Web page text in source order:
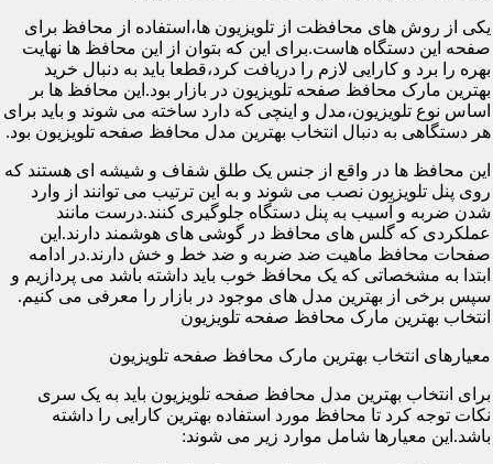
یکی از روش های محافظت از تلویزیون ها،استفاده از محافظ برای
صفحه این دستگاه هاست.برای این که بتوان از این محافظ ها نهایت
بهره را برد و کارایی لازم را دریافت کرد،قطعا باید به دنبال خرید
بهترین مارک محافظ صفحه تلویزیون در بازار بود.این محافظ ها بر
اساس نوع تلویزیون،مدل و اینچی که دارد ساخته می شوند و باید برای
هر دستگاهی به دنبال انتخاب بهترین مدل محافظ صفحه تلویزیون بود.
این محافظ ها در واقع از جنس یک طلق شفاف و شیشه ای هستند که
روی پنل تلویزیون نصب می شوند و به این ترتیب می توانند از وارد
شدن ضربه و آسیب به پنل دستگاه جلوگیری کنند.درست مانند
عملکردی که گلس های محافظ در گوشی های هوشمند دارند.این
صفحات محافظ ماهیت ضد ضربه و ضد خط و خش دارند.در ادامه
ابتدا به مشخصاتی که یک محافظ خوب باید داشته باشد می پردازیم و
سپس برخی از بهترین مدل های موجود در بازار را معرفی می کنیم.
انتخاب بهترین مارک محافظ صفحه تلویزیون
معیارهای انتخاب بهترین مارک محافظ صفحه تلویزیون
برای انتخاب بهترین مدل محافظ صفحه تلویزیون باید به یک سری
نکات توجه کرد تا محافظ مورد استفاده بهترین کارایی را داشته
باشد.این معیارها شامل موارد زیر می شوند: